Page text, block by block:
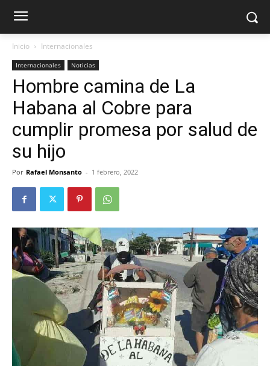
Inicio Internacionales
Internacionales Noticias
Hombre camina de La
Habana al Cobre para
cumplir promesa por salud de
su hijo
Por Rafael Monsanto - 1 febrero, 2022